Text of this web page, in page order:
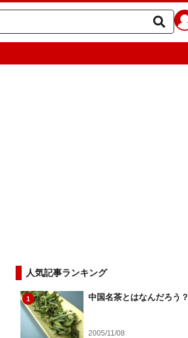
人気記事ランキング
1 中国名茶とはなんだろう？
2005/11/08